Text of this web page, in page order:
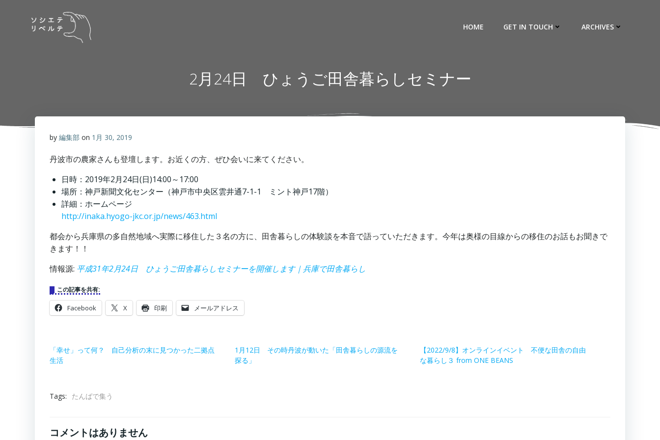
HOME GET IN TOUCH ARCHIVES
2月24日 ひょうご田舎暮らしセミナー
by 編集部 on 1月 30, 2019
丹波市の農家さんも登壇します。お近くの方、ぜひ会いに来てください。
日時：2019年2月24日(日)14:00～17:00
場所：神戸新聞文化センター（神戸市中央区雲井通7-1-1 ミント神戸17階）
詳細：ホームページ
http://inaka.hyogo-jkc.or.jp/news/463.html
都会から兵庫県の多自然地域へ実際に移住した３名の方に、田舎暮らしの体験談を本音で語っていただきます。今年は奥様の目線からの移住のお話もお聞きで
きます！！
情報源: 平成31年2月24日 ひょうご田舎暮らしセミナーを開催します｜兵庫で田舎暮らし
この記事を共有:
Facebook X 印刷 メールアドレス
「幸せ」って何？ 自己分析の末に見つかった二拠点
生活
1月12日 その時丹波が動いた「田舎暮らしの源流を
探る」
【2022/9/8】オンラインイベント 不便な田舎の自由
な暮らし３ from ONE BEANS
Tags: たんばで集う
コメントはありません